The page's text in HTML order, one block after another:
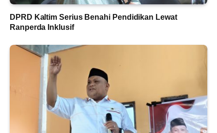
DPRD Kaltim Serius Benahi Pendidikan Lewat
Ranperda Inklusif